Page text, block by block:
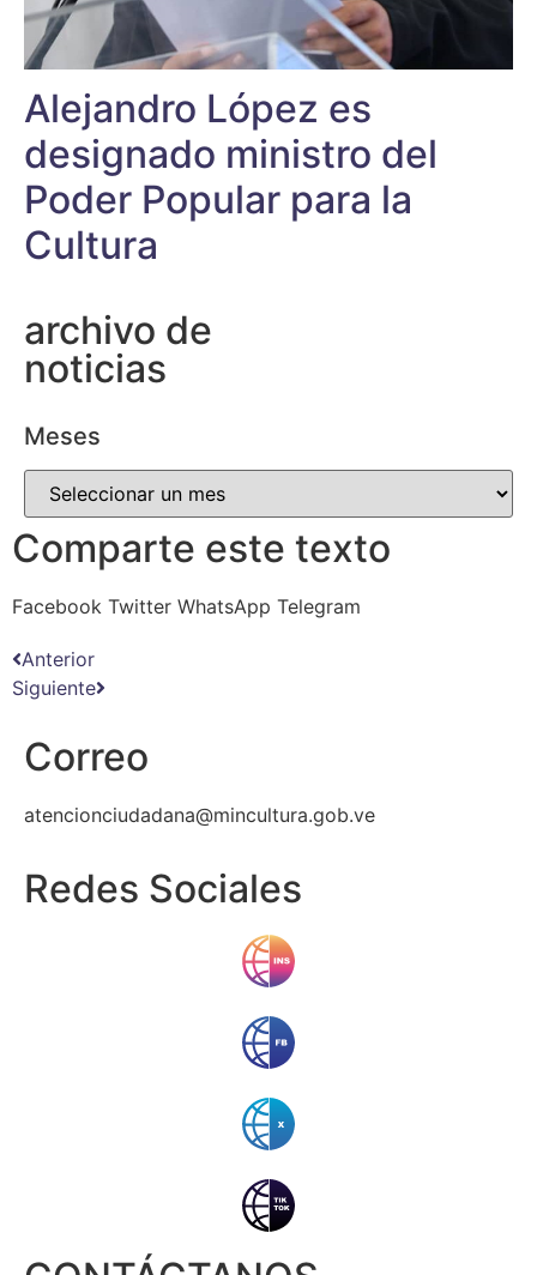
Alejandro López es
designado ministro del
Poder Popular para la
Cultura
archivo de
noticias
Meses
Comparte este texto
Facebook Twitter WhatsApp Telegram
Anterior
Siguiente
Correo
atencionciudadana@mincultura.gob.ve
Redes Sociales